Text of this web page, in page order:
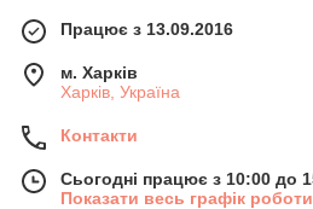
Працює з 13.09.2016
м. Харків
Харків, Україна
Контакти
Сьогодні працює з 10:00 до
Показати весь графік роботи